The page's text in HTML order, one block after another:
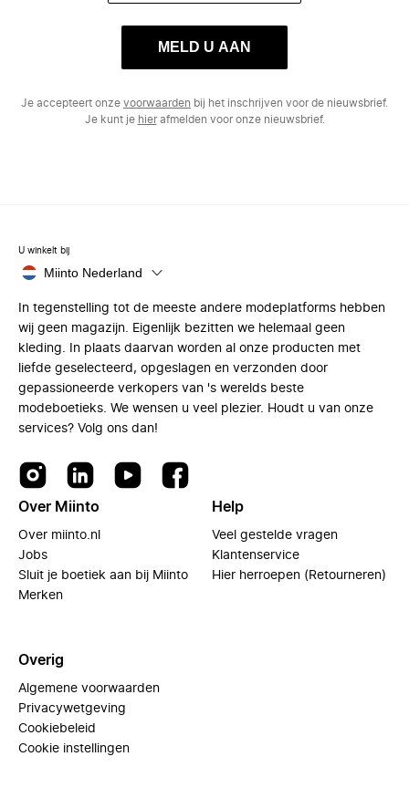
MELD U AAN
Je accepteert onze voorwaarden bij het inschrijven voor de nieuwsbrief.
Je kunt je hierafmelden voor onze nieuwsbrief.
U winkelt bij
Miinto Nederland
In tegenstelling tot de meeste andere modeplatforms hebben
wij geen magazijn. Eigenlijk bezitten we helemaal geen
kleding. In plaats daarvan worden al onze producten met
liefde geselecteerd, opgeslagen en verzonden door
gepassioneerde verkopers van 's werelds beste
modeboetieks. We wensen u veel plezier. Houdt u van onze
services? Volg ons dan!
Over Miinto
Over miinto.nl
Jobs
Sluit je boetiek aan bij Miinto
Merken
Help
Veel gestelde vragen
Klantenservice
Hier herroepen (Retourneren)
Overig
Algemene voorwaarden
Privacywetgeving
Cookiebeleid
Cookie instellingen